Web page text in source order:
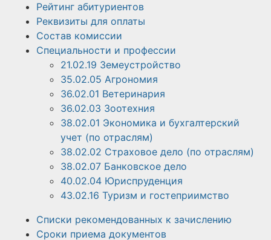
Рейтинг абитуриентов
Реквизиты для оплаты
Состав комиссии
Специальности и профессии
21.02.19 Земеустройство
35.02.05 Агрономия
36.02.01 Ветеринария
36.02.03 Зоотехния
38.02.01 Экономика и бухгалтерский
учет (по отраслям)
38.02.02 Страховое дело (по отраслям)
38.02.07 Банковское дело
40.02.04 Юриспруденция
43.02.16 Туризм и гостеприимство
Списки рекомендованных к зачислению
Сроки приема документов